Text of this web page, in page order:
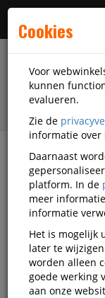
Cookies
Voor
kunnen
evalueren.
Zie de
informatie over
Daarnaast
platform. In de
meer
informatie
Het is mogelijk
later te
worden alleen
goede werking
aan onze